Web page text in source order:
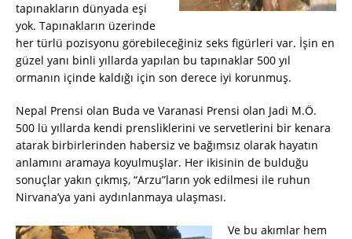
tapınakların dünyada eşi
yok. Tapınakların üzerinde
her türlü pozisyonu görebileceğiniz seks figürleri var. İşin en
güzel yanı binli yıllarda yapılan bu tapınaklar 500 yıl
ormanın içinde kaldığı için son derece iyi korunmuş.
Nepal Prensi olan Buda ve Varanasi Prensi olan Jadi M.Ö.
500 lü yıllarda kendi prensliklerini ve servetlerini bir kenara
atarak birbirlerinden habersiz ve bağımsız olarak hayatın
anlamını aramaya koyulmuşlar. Her ikisinin de bulduğu
sonuçlar yakın çıkmış, “Arzu”ların yok edilmesi ile ruhun
Nirvana’ya yani aydınlanmaya ulaşması.
Ve bu akımlar hem